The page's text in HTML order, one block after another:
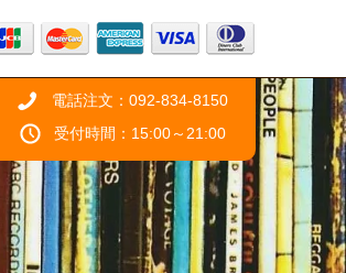
電話注文：092-834-8150
受付時間：15:00～21:00